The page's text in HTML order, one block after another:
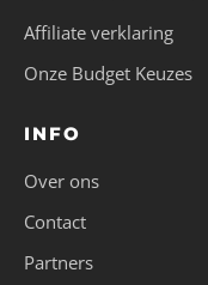
Affiliate verklaring
Onze Budget Keuzes
INFO
Over ons
Contact
Partners